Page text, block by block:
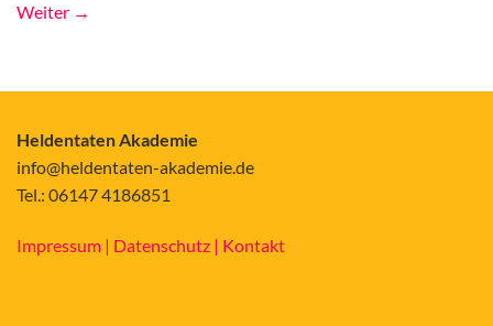
Weiter →
Heldentaten Akademie
info@heldentaten-akademie.de
Tel.: 06147 4186851
Impressum | Datenschutz | Kontakt